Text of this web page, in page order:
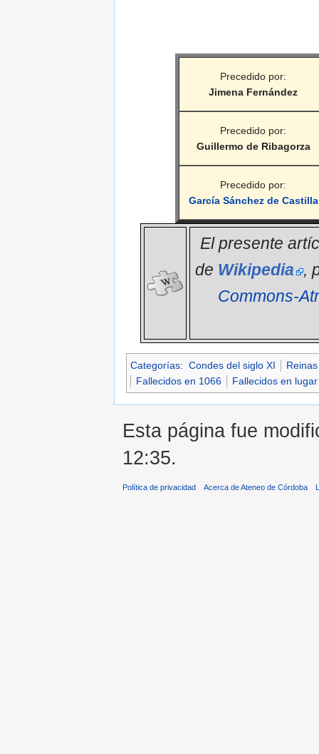
Precedido por:
Jimena Fernández
Precedido por:
Guillermo de Ribagorza
Precedido por:
García Sánchez de Castilla
El presente
de Wikipedia ,
Commons-
Categorías: Condes del siglo XI
Fallecidos en 1066
Fallecidos en
Esta página fue
12:35.
Política de privacidad Acerca de Ateneo de Córdoba